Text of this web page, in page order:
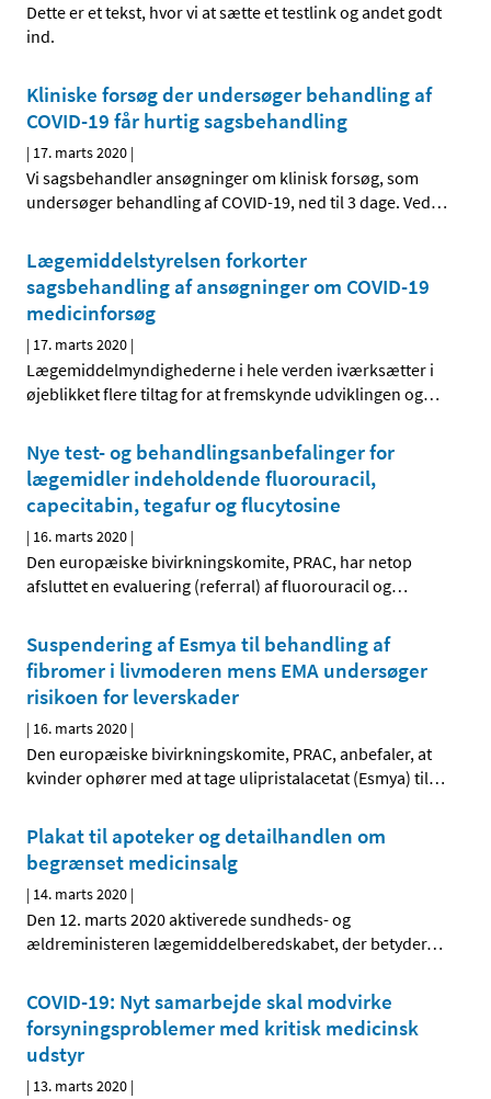
Dette er et tekst, hvor vi at sætte et testlink og andet godt
ind.
Kliniske forsøg der undersøger behandling af
COVID-19 får hurtig sagsbehandling
| 17. marts 2020 |
Vi sagsbehandler ansøgninger om klinisk forsøg, som
undersøger behandling af COVID-19, ned til 3 dage. Ved…
Lægemiddelstyrelsen forkorter
sagsbehandling af ansøgninger om COVID-19
medicinforsøg
| 17. marts 2020 |
Lægemiddelmyndighederne i hele verden iværksætter i
øjeblikket flere tiltag for at fremskynde udviklingen og…
Nye test- og behandlingsanbefalinger for
lægemidler indeholdende fluorouracil,
capecitabin, tegafur og flucytosine
| 16. marts 2020 |
Den europæiske bivirkningskomite, PRAC, har netop
afsluttet en evaluering (referral) af fluorouracil og…
Suspendering af Esmya til behandling af
fibromer i livmoderen mens EMA undersøger
risikoen for leverskader
| 16. marts 2020 |
Den europæiske bivirkningskomite, PRAC, anbefaler, at
kvinder ophører med at tage ulipristalacetat (Esmya) til…
Plakat til apoteker og detailhandlen om
begrænset medicinsalg
| 14. marts 2020 |
Den 12. marts 2020 aktiverede sundheds- og
ældreministeren lægemiddelberedskabet, der betyder…
COVID-19: Nyt samarbejde skal modvirke
forsyningsproblemer med kritisk medicinsk
udstyr
| 13. marts 2020 |